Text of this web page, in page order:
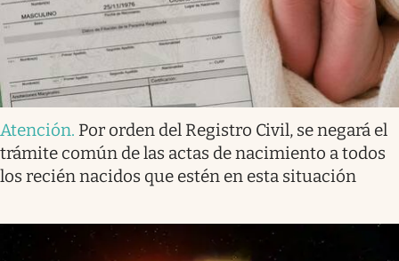
Atención. Por orden del Registro Civil, se negará el
trámite común de las actas de nacimiento a todos
los recién nacidos que estén en esta situación